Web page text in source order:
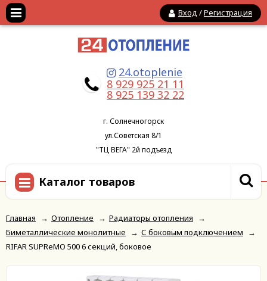
Вход /Регистрация
24.otoplenie
8 929 925 21 11
8 925 139 32 22
г. Солнечногорск
ул.Советская 8/1
"ТЦ ВЕГА" 2й подъезд
Каталог товаров
Главная → Отопление → Радиаторы отопления
→
Биметаллические монолитные
→ С боковым подключением
→
RIFAR SUPReMO 500 6 секций, боковое